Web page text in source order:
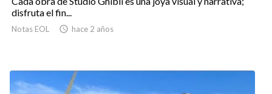
disfruta el fin...
Notas EOL  hace 2 años